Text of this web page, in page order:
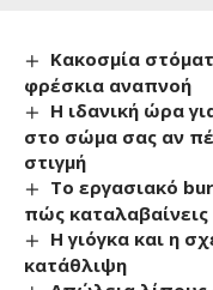
Κακοσμία
φρέσκια αναπνοή
Η ιδανική ώρα
στο σώμα σας αν
στιγμή
Το εργασιακό
πώς καταλαβαίνεις
Η γιόγκα και η
κατάθλιψη